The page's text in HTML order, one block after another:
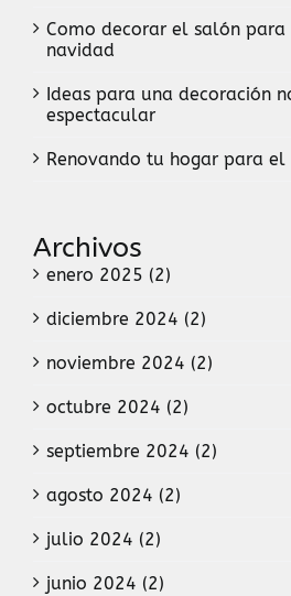
Como decorar el salón para
navidad
Ideas para una decoración
espectacular
Renovando tu hogar para el
Archivos
enero 2025 (2)
diciembre 2024 (2)
noviembre 2024 (2)
octubre 2024 (2)
septiembre 2024 (2)
agosto 2024 (2)
julio 2024 (2)
junio 2024 (2)